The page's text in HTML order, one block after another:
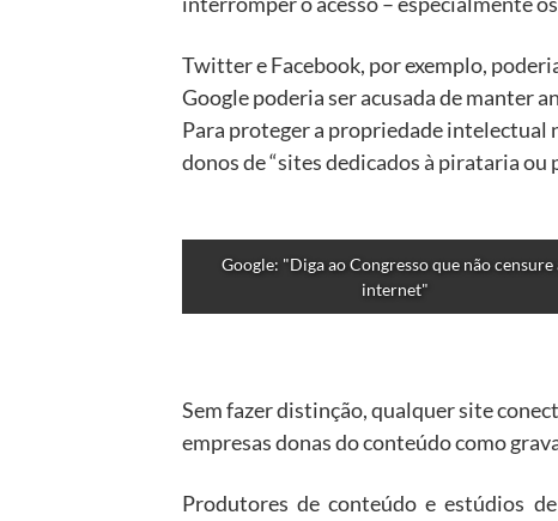
Twitter e Facebook, por exemplo,
Google poderia ser acusada de manter
Para proteger a propriedade intelectual
donos de “sites dedicados à pirataria ou
Google: "Diga ao Congresso que não censure
internet"
Sem fazer distinção, qualquer site
empresas donas do conteúdo como
Produtores de conteúdo e estúdios